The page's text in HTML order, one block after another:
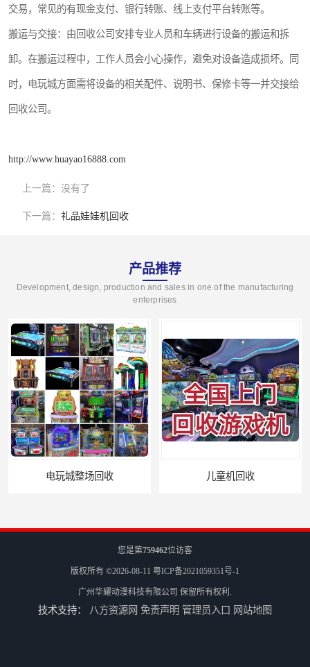
交易，常见的有现金支付、银行转账、线上支付平台转账等。
搬运与交接：由回收公司安排专业人员和车辆进行设备的搬运和拆
卸。在搬运过程中，工作人员会小心操作，避免对设备造成损坏。同
时，电玩城方面需将设备的相关配件、说明书、保修卡等一并交接给
回收公司。
http://www.huayao16888.com
上一篇： 没有了
下一篇： 礼品娃娃机回收
产品推荐
Development, design, production and sales in one of the manufacturing
enterprises
电玩城整场回收 儿童机回收
您是第759462位访客
版权所有 ©2026-08-11 粤ICP备2021059351号-1
广州华耀动漫科技有限公司 保留所有权利.
技术支持： 八方资源网 免责声明 管理员入口 网站地图